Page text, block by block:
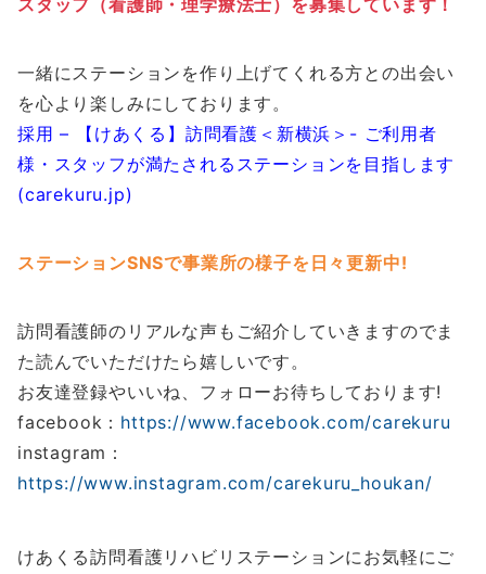
スタッフ（看護師・理学療法士）を募集しています！
一緒にステーションを作り上げてくれる方との出会い
を心より楽しみにしております。
採用 – 【けあくる】訪問看護＜新横浜＞- ご利用者
様・スタッフが満たされるステーションを目指します
(carekuru.jp)
ステーションSNSで事業所の様子を日々更新中!
訪問看護師のリアルな声もご紹介していきますのでま
た読んでいただけたら嬉しいです。
お友達登録やいいね、フォローお待ちしております!
facebook： https://www.facebook.com/carekuru
instagram：
https://www.instagram.com/carekuru_houkan/
けあくる訪問看護リハビリステーションにお気軽にご